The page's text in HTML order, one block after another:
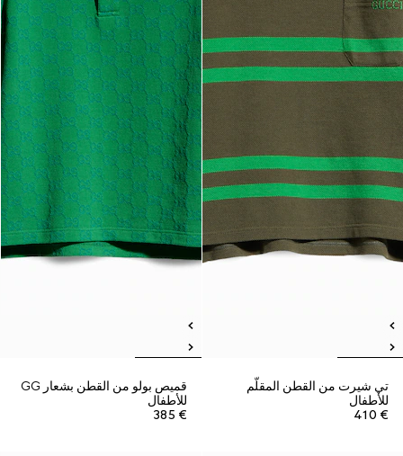
تي شيرت من القطن المقلّم
للأطفال
€ 410
قميص بولو من القطن بشعار GG
للأطفال
€ 385